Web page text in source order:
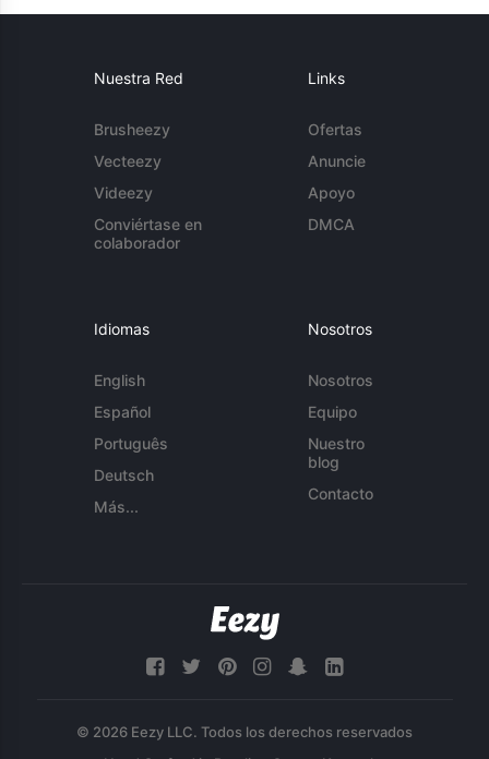
Nuestra Red
Brusheezy
Vecteezy
Videezy
Conviértase en
colaborador
Links
Ofertas
Anuncie
Apoyo
DMCA
Idiomas
English
Español
Português
Deutsch
Más...
Nosotros
Nosotros
Equipo
Nuestro
blog
Contacto
© 2026 Eezy LLC. Todos los derechos reservados